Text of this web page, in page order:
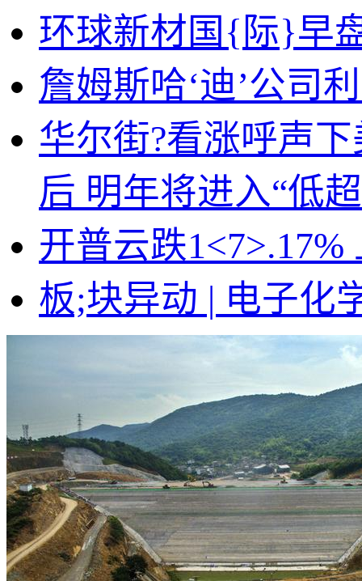
环球新材国{际}早
詹姆斯哈‘迪’公司
华尔街?看涨呼声
后 明年将进入“低
开普云跌
板;块异动 | 电子化